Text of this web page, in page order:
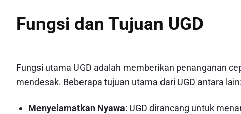
Fungsi dan Tujuan UGD
Fungsi utama UGD adalah memberikan penanganan
mendesak. Beberapa tujuan utama dari UGD antara lain:
Menyelamatkan Nyawa: UGD dirancang untuk